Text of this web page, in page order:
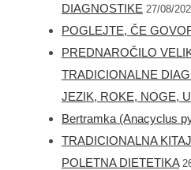
DIAGNOSTIKE 27/08/
POGLEJTE, ČE
PREDNAROČILO
TRADICIONALNE
JEZIK, ROKE, NOGE,
Bertramka (Anacyclus
TRADICIONALNA
POLETNA DIETETIKA